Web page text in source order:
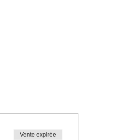
Vente expirée